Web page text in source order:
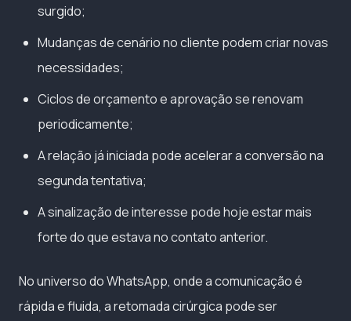
surgido;
Mudanças de cenário no cliente podem criar novas
necessidades;
Ciclos de orçamento e aprovação se renovam
periodicamente;
A relação já iniciada pode acelerar a conversão na
segunda tentativa;
A sinalização de interesse pode hoje estar mais
forte do que estava no contato anterior.
No universo do WhatsApp, onde a comunicação é
rápida e fluida, a retomada cirúrgica pode ser